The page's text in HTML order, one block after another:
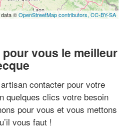
data ©OpenStreetMap contributors, CC-BY-SA
vous le meilleur
contacter pour votre
quelques clics votre besoin
pour vous et vous mettons
vous faut !